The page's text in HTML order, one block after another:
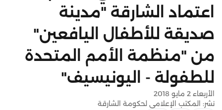
اعتماد الشارقة "مدينة
صديقة للأطفال اليافعين"
من "منظمة الأمم المتحدة
للطفولة - اليونيسيف"
الأربعاء 2 مايو 2018
نشر: المكتب الإعلامي لحكومة الشارقة